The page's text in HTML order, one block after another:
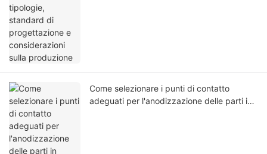
Come selezionare i punti di contatto
adeguati per l'anodizzazione delle parti in